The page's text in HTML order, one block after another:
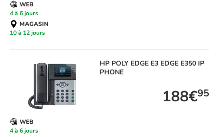
WEB
4 à 6 jours
MAGASIN
10 à 12 jours
HP POLY EDGE E3 EDGE E350 IP
PHONE
188€95
WEB
4 à 6 jours